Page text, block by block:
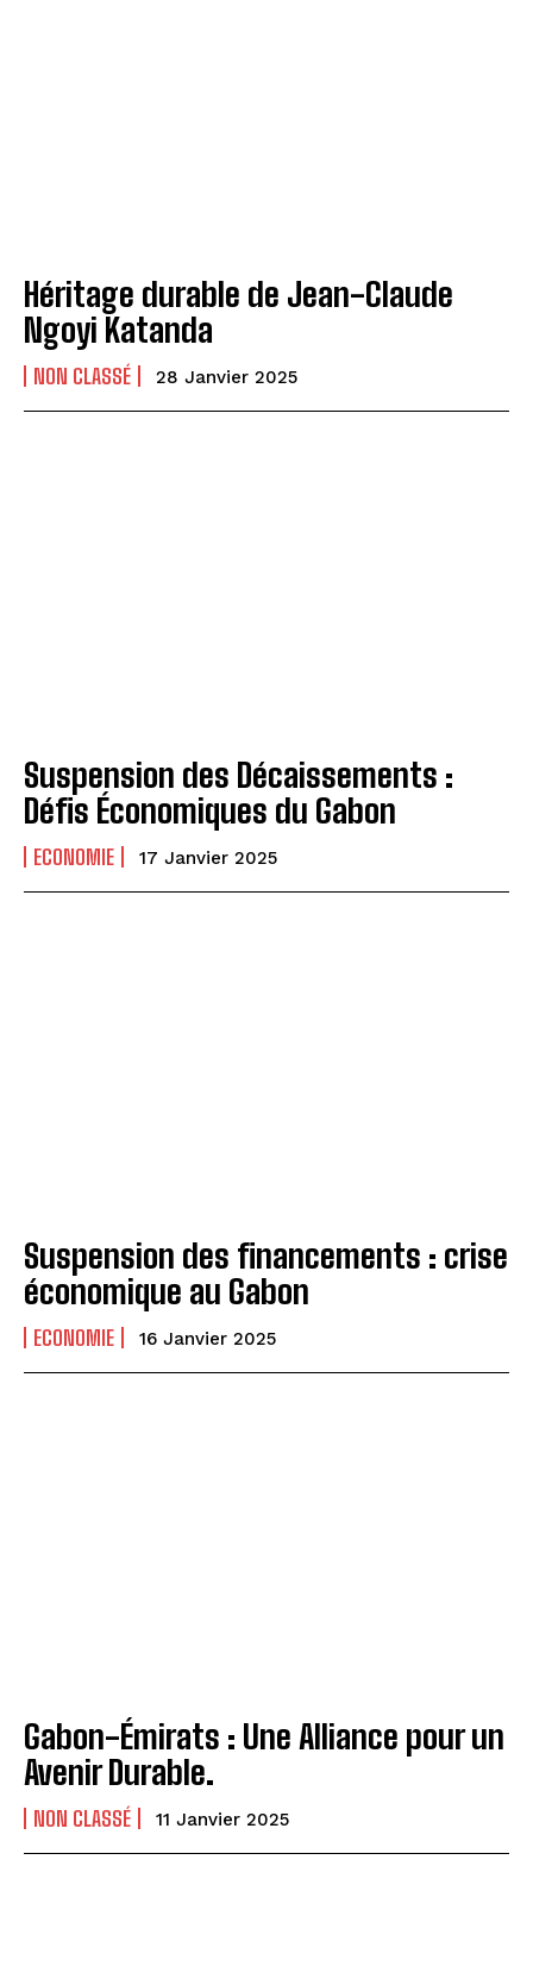
Héritage durable de Jean-Claude
Ngoyi Katanda
NON CLASSÉ 28 Janvier 2025
Suspension des Décaissements :
Défis Économiques du Gabon
ECONOMIE 17 Janvier 2025
Suspension des financements : crise
économique au Gabon
ECONOMIE 16 Janvier 2025
Gabon-Émirats : Une Alliance pour un
Avenir Durable.
NON CLASSÉ 11 Janvier 2025